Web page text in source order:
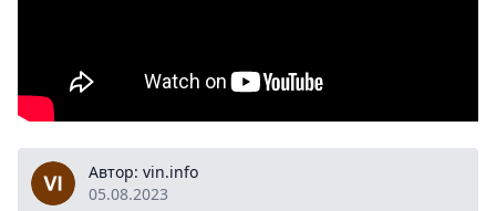
vin.infoАвтор: vin.info
05.08.2023